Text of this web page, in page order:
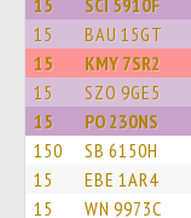
15 SCI 5910F
15 BAU 15GT
15 KMY 7SR2
15 SZO 9GE5
15 PO 230NS
150 SB 6150H
15 EBE 1AR4
15 WN 9973C